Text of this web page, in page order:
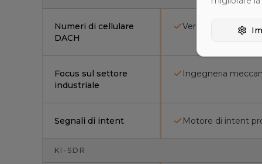
Numeri di cellulare
DACH
Verificati, waterfall
Focus sul settore
industriale
Ingegneria
Segnali di intent Motore di intent
KI-SDR